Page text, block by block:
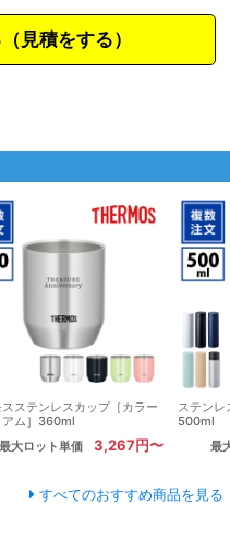
ステンレスカップ［カラー
アム］360ml
最大ロット単価
3,267円〜
ステン
500ml
最
すべてのおすすめ商品を見る